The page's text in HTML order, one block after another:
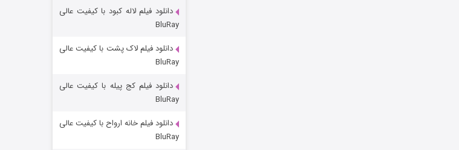
خاندان اژدها فصل ۳
دانلود فیلم لاله کبود با کیفیت عالی
BluRay
دانلود فیلم لاک پشت با کیفیت عالی
BluRay
دانلود فیلم کج‌ پیله با کیفیت عالی
BluRay
دانلود فیلم خانه ارواح با کیفیت عالی
BluRay